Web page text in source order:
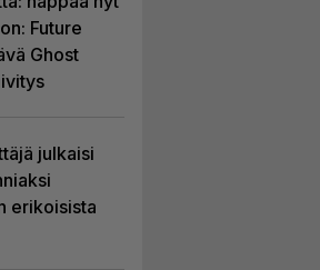
Future
Ghost
julkaisi
erikoisista